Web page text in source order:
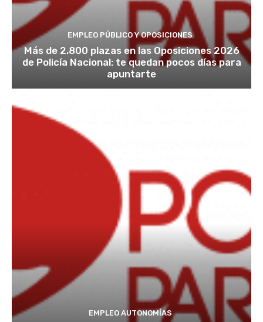
EMPLEO PÚBLICO Y OPOSICIONES
Más de 2.800 plazas en las Oposiciones 2026
de Policía Nacional: te quedan pocos días para
apuntarte
EMPLEO AUTONOMÍAS